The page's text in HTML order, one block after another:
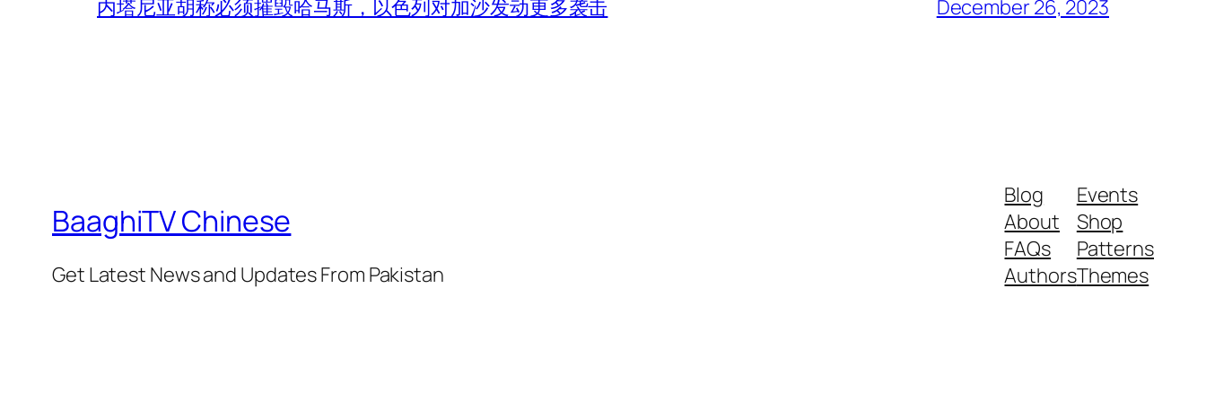
内塔尼亚胡称必须摧毁哈马斯，以色列对加沙发动更多袭击 December 26, 2023
BaaghiTV Chinese
Get Latest News and Updates From Pakistan
Blog
About
FAQs
Authors
Events
Shop
Patterns
Themes